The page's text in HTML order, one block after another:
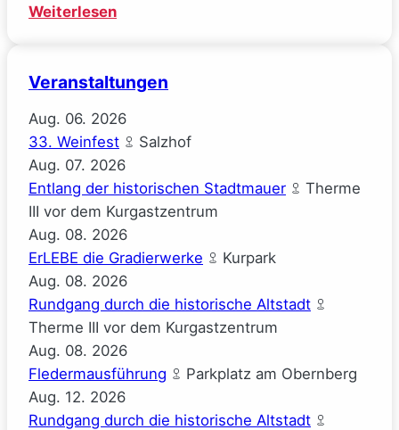
Weiterlesen:
(Josephine
Veranstaltungen
Aug. 06. 2026
33. Weinfest
Salzhof
Aug. 07. 2026
Entlang der historischen Stadtmauer
Therme
III vor dem Kurgastzentrum
Aug. 08. 2026
ErLEBE die Gradierwerke
Kurpark
Aug. 08. 2026
Rundgang durch die historische Altstadt
Therme III vor dem Kurgastzentrum
Aug. 08. 2026
Fledermausführung
Parkplatz am Obernberg
Aug. 12. 2026
Rundgang durch die historische Altstadt